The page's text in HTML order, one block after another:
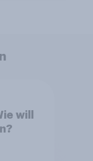
will